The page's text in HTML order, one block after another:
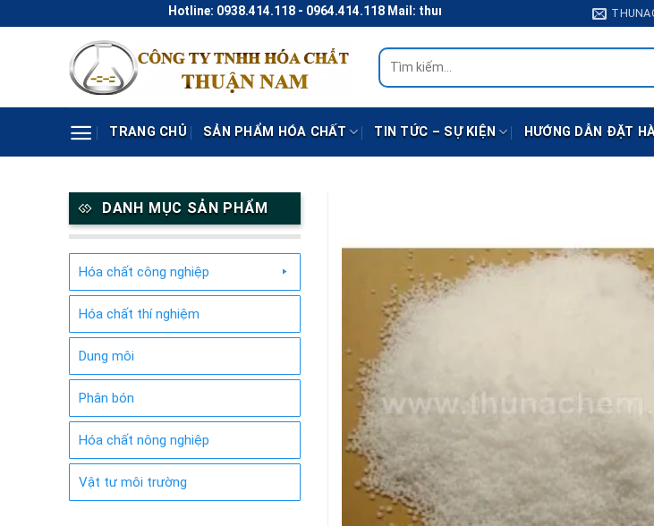
to
Hotline: 0938.414.118 - 0964.414.118 Mail: thunaco@gmail.com
Tìm
kiếm:
TRANG CHỦ SẢN PHẨM HÓA CHẤT TIN TỨC – SỰ KIỆN HƯỚNG DẪN ĐẶT
DANH MỤC SẢN PHẨM
Hóa chất công nghiệp
Hóa chất thí nghiệm
Dung môi
Phân bón
Hóa chất nông nghiệp
Vật tư môi trường